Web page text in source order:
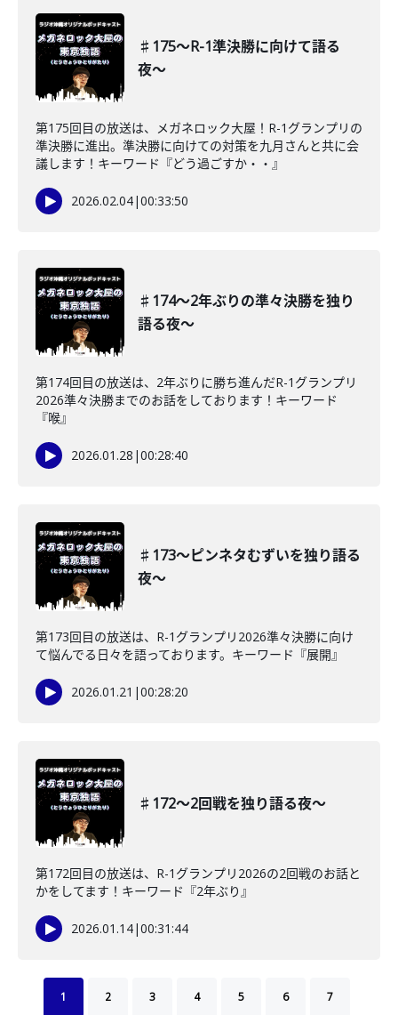
♯175〜R-1準決勝に向けて語る
夜〜
第175回目の放送は、メガネロック大屋！R-1グランプリの
準決勝に進出。準決勝に向けての対策を九月さんと共に会
議します！キーワード『どう過ごすか・・』
2026.02.04|00:33:50
♯174〜2年ぶりの準々決勝を独り
語る夜〜
第174回目の放送は、2年ぶりに勝ち進んだR-1グランプリ
2026準々決勝までのお話をしております！キーワード
『喉』
2026.01.28 |00:28:40
♯173〜ピンネタむずいを独り語る
夜〜
第173回目の放送は、R-1グランプリ2026準々決勝に向け
て悩んでる日々を語っております。キーワード『展開』
2026.01.21 |00:28:20
♯172〜2回戦を独り語る夜〜
第172回目の放送は、R-1グランプリ2026の2回戦のお話と
かをしてます！キーワード『2年ぶり』
2026.01.14|00:31:44
1 2 3 4 5 6 7